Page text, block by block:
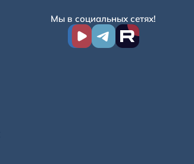
Мы в социальных сетях!